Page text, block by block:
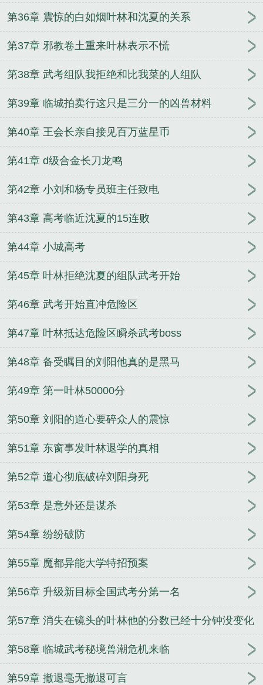
第36章 震惊的白如烟叶林和沈夏的关系
第37章 邪教卷土重来叶林表示不慌
第38章 武考组队我拒绝和比我菜的人组队
第39章 临城拍卖行这只是三分一的凶兽材料
第40章 王会长亲自接见百万蓝星币
第41章 d级合金长刀龙鸣
第42章 小刘和杨专员班主任致电
第43章 高考临近沈夏的15连败
第44章 小城高考
第45章 叶林拒绝沈夏的组队武考开始
第46章 武考开始直冲危险区
第47章 叶林抵达危险区瞬杀武考boss
第48章 备受瞩目的刘阳他真的是黑马
第49章 第一叶林50000分
第50章 刘阳的道心要碎众人的震惊
第51章 东窗事发叶林退学的真相
第52章 道心彻底破碎刘阳身死
第53章 是意外还是谋杀
第54章 纷纷破防
第55章 魔都异能大学特招预案
第56章 升级新目标全国武考分第一名
第57章 消失在镜头的叶林他的分数已经十分钟没变化
过
第58章 临城武考秘境兽潮危机来临
第59章 撤退毫无撤退可言